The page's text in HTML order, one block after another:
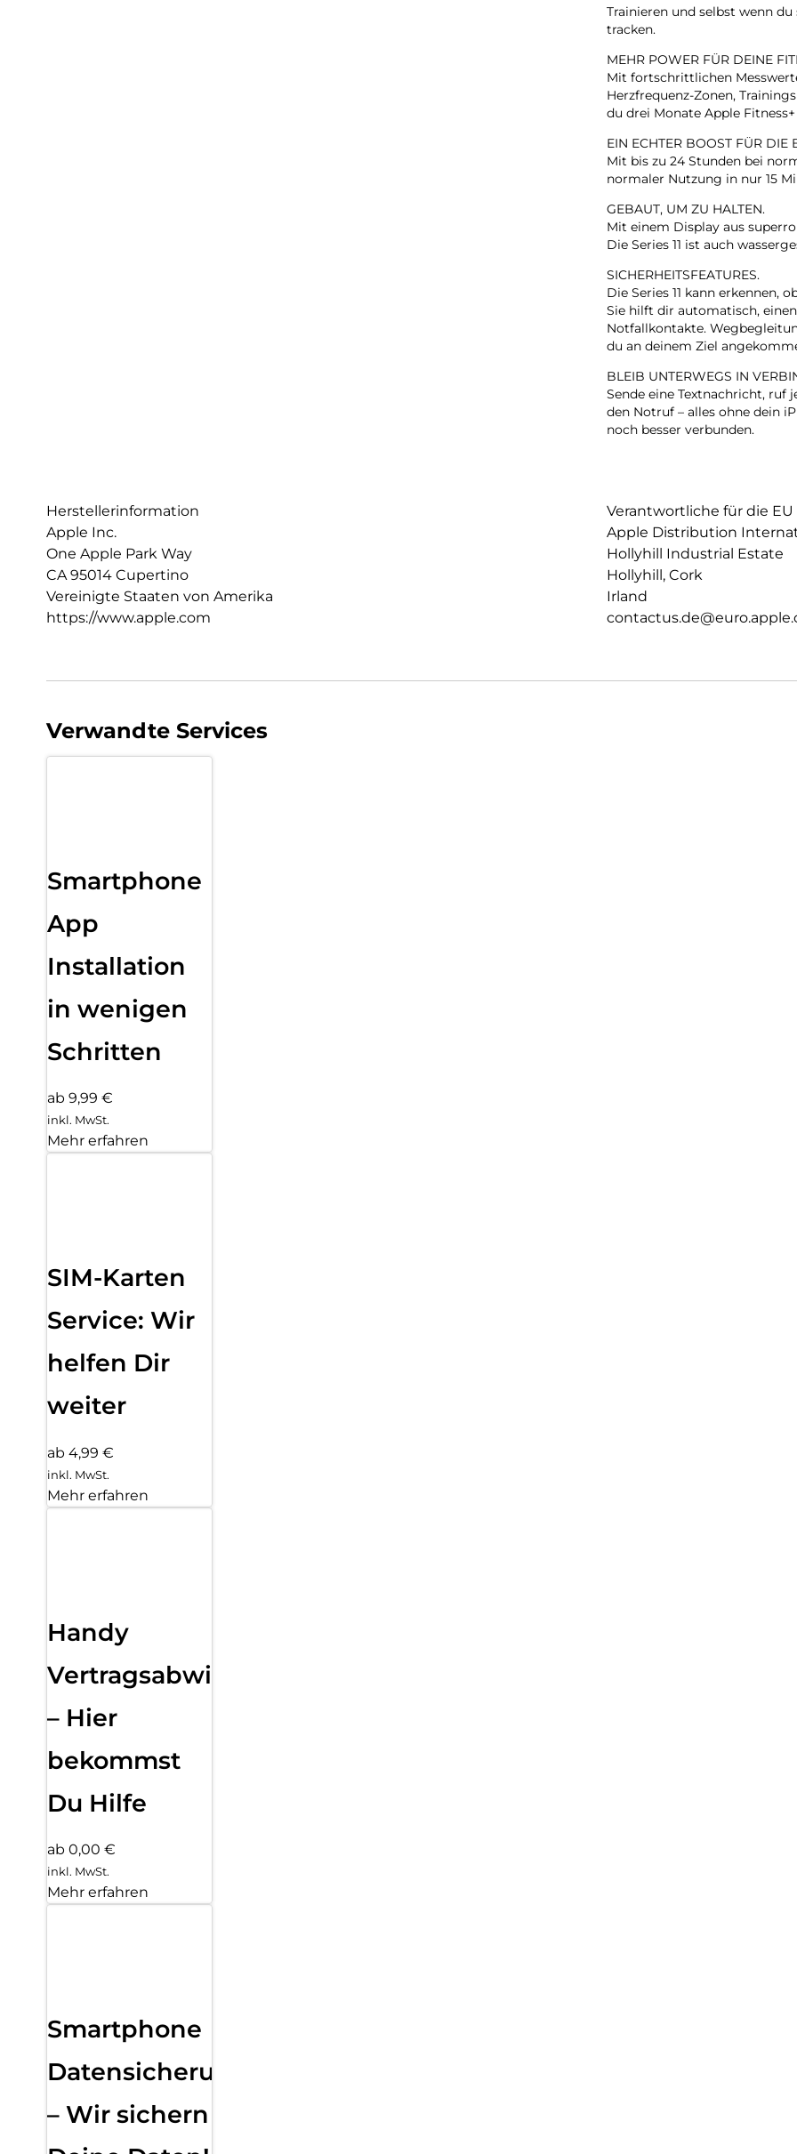
Trainieren und selbst wenn
tracken.
MEHR POWER FÜR DEINE
Mit fortschrittlichen
Herzfrequenz-Zonen,
du drei Monate Apple
EIN ECHTER BOOST FÜR DIE
Mit bis zu 24 Stunden bei
normaler Nutzung in nur 15
GEBAUT, UM ZU HALTEN.
Mit einem Display aus
Die Series 11 ist auch
SICHERHEITSFEATURES.
Die Series 11 kann erkennen,
Sie hilft dir automatisch,
Notfallkontakte.
du an deinem Ziel
BLEIB UNTERWEGS IN
Sende eine Textnachricht, ruf
den Notruf – alles ohne dein
noch besser verbunden.
Herstellerinformation
Apple Inc.
One Apple Park Way
CA 95014 Cupertino
Vereinigte Staaten von Amerika
https://www.apple.com
Verantwortliche für die EU
Apple Distribution
Hollyhill Industrial Estate
Hollyhill, Cork
Irland
Verwandte Services
Smartphone
App
Installation
in wenigen
Schritten
ab 9,99 €
inkl. MwSt.
Mehr erfahren
SIM-Karten
Service: Wir
helfen Dir
weiter
ab 4,99 €
inkl. MwSt.
Mehr erfahren
Handy
Vertragsabwicklung
– Hier
bekommst
Du Hilfe
ab 0,00 €
inkl. MwSt.
Mehr erfahren
Smartphone
Datensicherung
– Wir sichern